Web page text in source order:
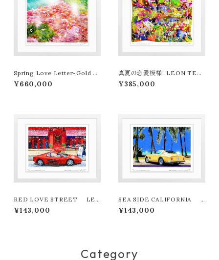
Spring Love Letter-Gold ed
ition LEON TERASHIMA
版画作品77作限定（オンライン限
¥660,000
真夏の恋愛模様 LEON TER
ASHIMA版画作品77作限定（オ
ンライン限定特典付き作品〉
¥385,000
RED LOVE STREET LEO
N TERASHIMA版画作品180
作限定
¥143,000
SEA SIDE CALIFORNIA L
EON TERASHIMA版画作品1
80作限定
¥143,000
Category